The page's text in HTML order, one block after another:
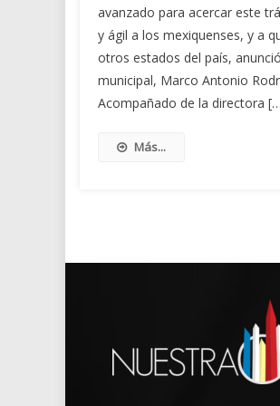
avanzado para acercar este
y ágil a los mexiquenses, y a
otros estados del país,
municipal, Marco Antonio
Acompañado de la directora
Más...